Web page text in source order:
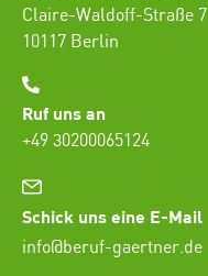
Claire-Waldoff-Straße 7
10117 Berlin
Ruf uns an
+49 30200065124
Schick uns eine E-Mail
info@beruf-gaertner.de